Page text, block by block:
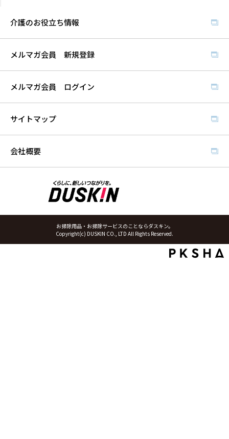
介護のお役立ち情報
メルマガ会員 新規登録
メルマガ会員 ログイン
サイトマップ
会社概要
お掃除用品・お掃除サービスのことならダスキン。
Copyright(c) DUSKIN CO., LTD All Rights Reserved.